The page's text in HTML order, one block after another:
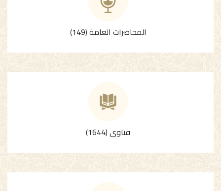
المحاضرات العامة (149)
فتاوى (1644)